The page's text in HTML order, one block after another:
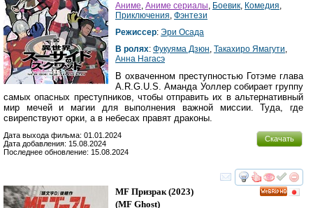
Аниме, Аниме сериалы, Боевик, Комедия,
Приключения, Фэнтези
Режиссер: Эри Осада
В ролях: Фукуяма Дзюн, Такахиро Ямагути,
Анна Нагасэ
В охваченном преступностью Готэме глава
A.R.G.U.S. Аманда Уоллер собирает группу
самых опасных преступников, чтобы отправить их в альтернативный
мир мечей и магии для выполнения важной миссии. Туда, где
свирепствуют орки, а в небесах правят драконы.
Скачать
Дата выхода фильма: 01.01.2024
Дата добавления: 15.08.2024
Последнее обновление: 15.08.2024
смотреть
MF Призрак (2023)
(MF Ghost)